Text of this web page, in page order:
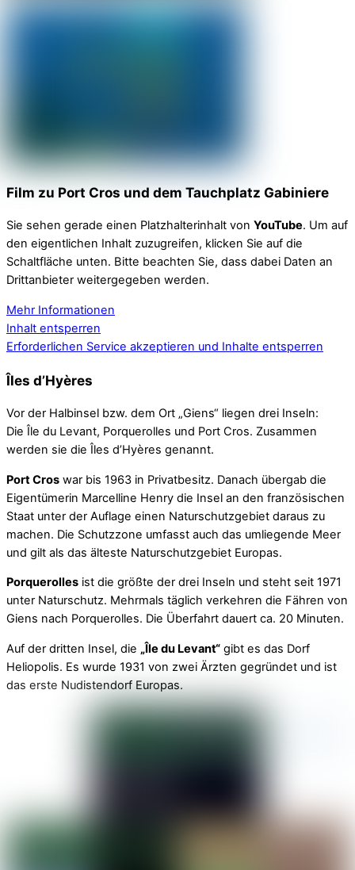
Film zu Port Cros und dem Tauchplatz Gabiniere
Sie sehen gerade einen Platzhalterinhalt von YouTube. Um auf
den eigentlichen Inhalt zuzugreifen, klicken Sie auf die
Schaltfläche unten. Bitte beachten Sie, dass dabei Daten an
Drittanbieter weitergegeben werden.
Mehr Informationen
Inhalt entsperren
Erforderlichen Service akzeptieren und Inhalte entsperren
Îles d’Hyères
Vor der Halbinsel bzw. dem Ort „Giens“ liegen drei Inseln:
Die Île du Levant, Porquerolles und Port Cros. Zusammen
werden sie die Îles d’Hyères genannt.
Port Cros war bis 1963 in Privatbesitz. Danach übergab die
Eigentümerin Marcelline Henry die Insel an den französischen
Staat unter der Auflage einen Naturschutzgebiet daraus zu
machen. Die Schutzzone umfasst auch das umliegende Meer
und gilt als das älteste Naturschutzgebiet Europas.
Porquerolles ist die größte der drei Inseln und steht seit 1971
unter Naturschutz. Mehrmals täglich verkehren die Fähren von
Giens nach Porquerolles. Die Überfahrt dauert ca. 20 Minuten.
Auf der dritten Insel, die „Île du Levant“ gibt es das Dorf
Heliopolis. Es wurde 1931 von zwei Ärzten gegründet und ist
das erste Nudistendorf Europas.